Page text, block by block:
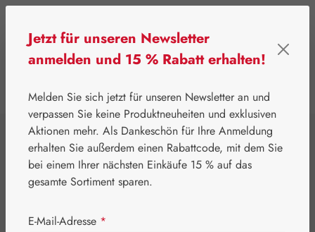
⌂ Gall Pharma Augen
Astaxanthin 12 mg
GPH Kapseln
Jetzt für unseren Newsletter
anmelden und 15 % Rabatt erhalten!
Melden Sie sich jetzt für unseren Newsletter an und
verpassen Sie keine Produktneuheiten und exklusiven
Aktionen mehr. Als Dankeschön für Ihre Anmeldung
erhalten Sie außerdem einen Rabattcode, mit dem Sie
bei einem Ihrer nächsten Einkäufe 15 % auf das
gesamte Sortiment sparen.
E-Mail-Adresse *